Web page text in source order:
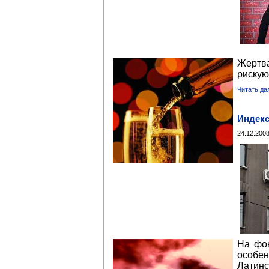
Читать
На